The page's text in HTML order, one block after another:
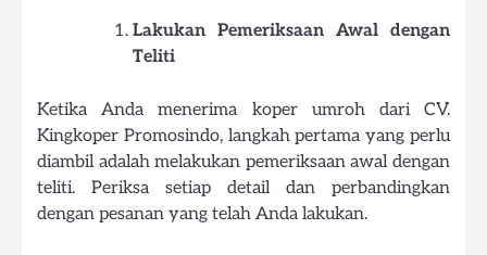
Lakukan Pemeriksaan Awal dengan
Teliti
Ketika Anda menerima koper umroh dari CV.
Kingkoper Promosindo, langkah pertama yang perlu
diambil adalah melakukan pemeriksaan awal dengan
teliti. Periksa setiap detail dan perbandingkan
dengan pesanan yang telah Anda lakukan.